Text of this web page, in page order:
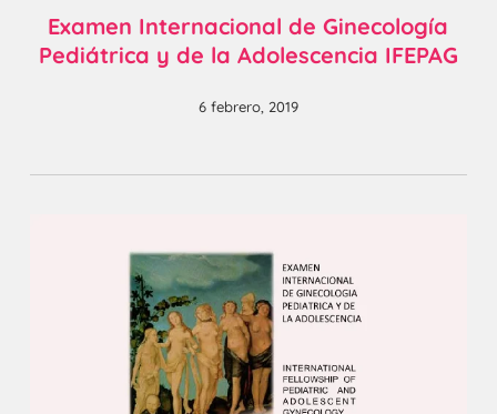
Examen Internacional de Ginecología
Pediátrica y de la Adolescencia IFEPAG
6 febrero, 2019